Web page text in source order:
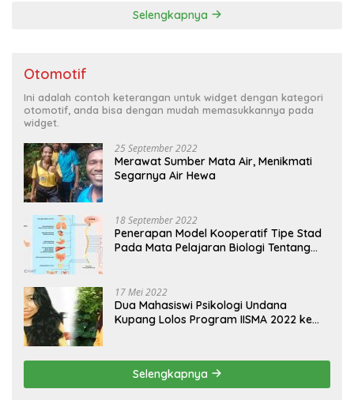
Selengkapnya
Otomotif
Ini adalah contoh keterangan untuk widget dengan kategori
otomotif, anda bisa dengan mudah memasukkannya pada
widget.
25 September 2022
Merawat Sumber Mata Air, Menikmati
Segarnya Air Hewa
18 September 2022
Penerapan Model Kooperatif Tipe Stad
Pada Mata Pelajaran Biologi Tentang
17 Mei 2022
Dua Mahasiswi Psikologi Undana
Kupang Lolos Program IISMA 2022 ke
Selengkapnya